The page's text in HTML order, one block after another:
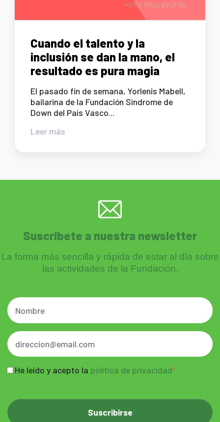
Cuando el talento y la
inclusión se dan la mano, el
resultado es pura magia
El pasado fin de semana, Yorlenis Mabell,
bailarina de la Fundación Síndrome de
Down del País Vasco...
Leer más
Suscríbete a nuestra newsletter
La forma más sencilla y rápida de estar al día sobre
las actividades de la Fundación.
He leído y acepto la política de privacidad